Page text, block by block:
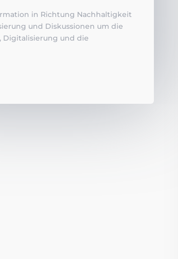
in Richtung Nachhaltigkeit
und Diskussionen um die
Digitalisierung und die